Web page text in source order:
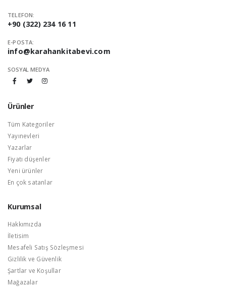
TELEFON:
+90 (322) 234 16 11
E-POSTA:
info@karahankitabevi.com
SOSYAL MEDYA
Ürünler
Tüm Kategoriler
Yayınevleri
Yazarlar
Fiyatı düşenler
Yeni ürünler
En çok satanlar
Kurumsal
Hakkımızda
İletisim
Mesafeli Satış Sözleşmesi
Gizlilik ve Güvenlik
Şartlar ve Koşullar
Mağazalar